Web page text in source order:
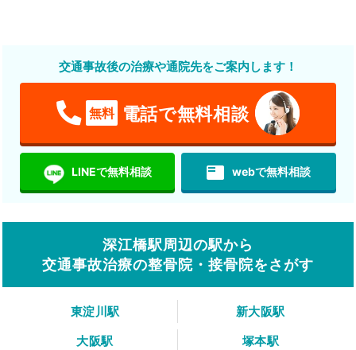
交通事故後の治療や通院先をご案内します！
無料 電話で無料相談
LINEで無料相談 featured_play_list webで無料相談
深江橋駅周辺の駅から
交通事故治療の整骨院・接骨院をさがす
東淀川駅
新大阪駅
大阪駅
塚本駅